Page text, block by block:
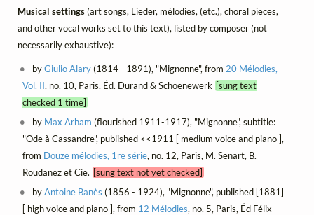
Musical settings(art songs, Lieder, mélodies, (etc.), choral pieces,
and other vocal works set to this text), listed by composer (not
necessarily exhaustive):
byGiulio Alary(1814 - 1891), "Mignonne", from 20 Mélodies,
Vol. II, no. 10, Paris, Éd. Durand & Schoenewerk [sung text
checked 1 time]
by Max Arham (flourished 1911-1917), "Mignonne", subtitle:
"Ode à Cassandre", published <<1911 [ medium voice and piano ],
from Douze mélodies, 1re série, no. 12, Paris, M. Senart, B.
Roudanez et Cie. [sung text not yet checked]
byAntoine Banès (1856 - 1924), "Mignonne", published [1881]
[ high voice and piano ], from 12 Mélodies, no. 5, Paris, Éd Félix